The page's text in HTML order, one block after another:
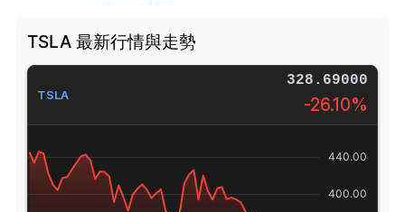
TSLA 最新行情與走勢
TSLA
328.69000
-26.10%